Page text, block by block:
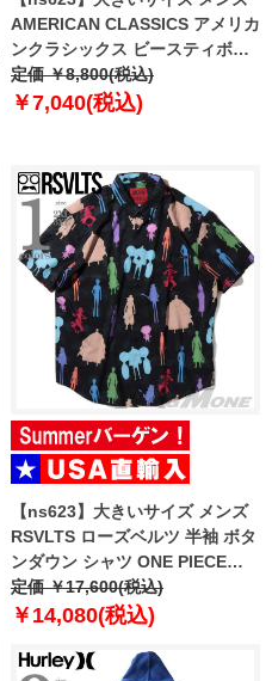
AMERICAN CLASSICS アメリカ
ンクラシックス ビースティボー
イズ 半袖 Tシャツ BEASTIE
BOYS USA直輸入 beastieboys-
定価 ￥8,800(税込)
￥7,040(税込)
【ns623】大きいサイズ メンズ
RSVLTS ローズベルツ 半袖 ボタ
ンダウン シャツ ONE PIECE
KUNUFLEX SS SHIRT USA直輸
入 btn-op-wego
定価 ￥17,600(税込)
￥14,080(税込)